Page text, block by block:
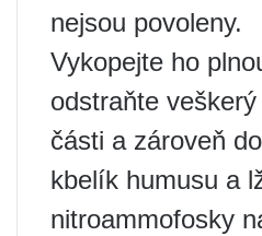
nejsou povoleny.
Vykopejte ho
odstraňte
části a zároveň
kbelík humusu a
nitroammofosky